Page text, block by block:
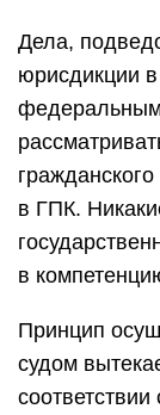
Дела,
юрисдикции
в ГПК.
в
Принцип
судом
соответствии